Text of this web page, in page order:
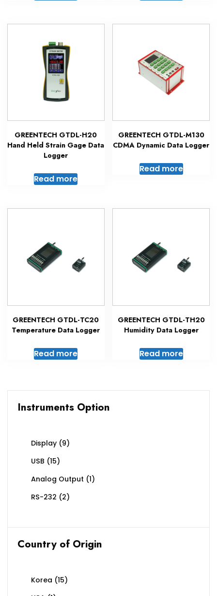
GREENTECH GTDL-H20
Hand Held Strain Gage Data
Logger
Read more
GREENTECH GTDL-M130
CDMA Dynamic Data Logger
Read more
GREENTECH GTDL-TC20
Temperature Data Logger
Read more
GREENTECH GTDL-TH20
Humidity Data Logger
Read more
Instruments Option
Display (9)
USB (15)
Analog Output (1)
RS-232 (2)
Country of Origin
Korea (15)